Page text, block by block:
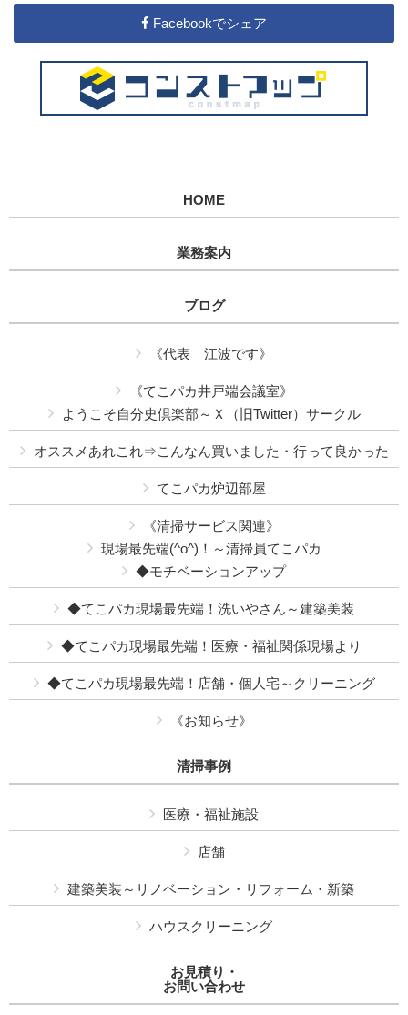
Facebookでシェア
HOME
業務案内
ブログ
《代表 江波です》
《てこパカ井戸端会議室》
ようこそ自分史倶楽部～Ｘ（旧Twitter）サークル
オススメあれこれ⇒こんなん買いました・行って良かった
てこパカ炉辺部屋
《清掃サービス関連》
現場最先端(^o^)！～清掃員てこパカ
◆モチベーションアップ
◆てこパカ現場最先端！洗いやさん～建築美装
◆てこパカ現場最先端！医療・福祉関係現場より
◆てこパカ現場最先端！店舗・個人宅～クリーニング
《お知らせ》
清掃事例
医療・福祉施設
店舗
建築美装～リノベーション・リフォーム・新築
ハウスクリーニング
お見積り・
お問い合わせ